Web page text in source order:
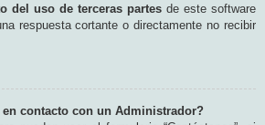
del uso de terceras partes de este software
respuesta cortante o directamente no recibir
contacto con un Administrador?